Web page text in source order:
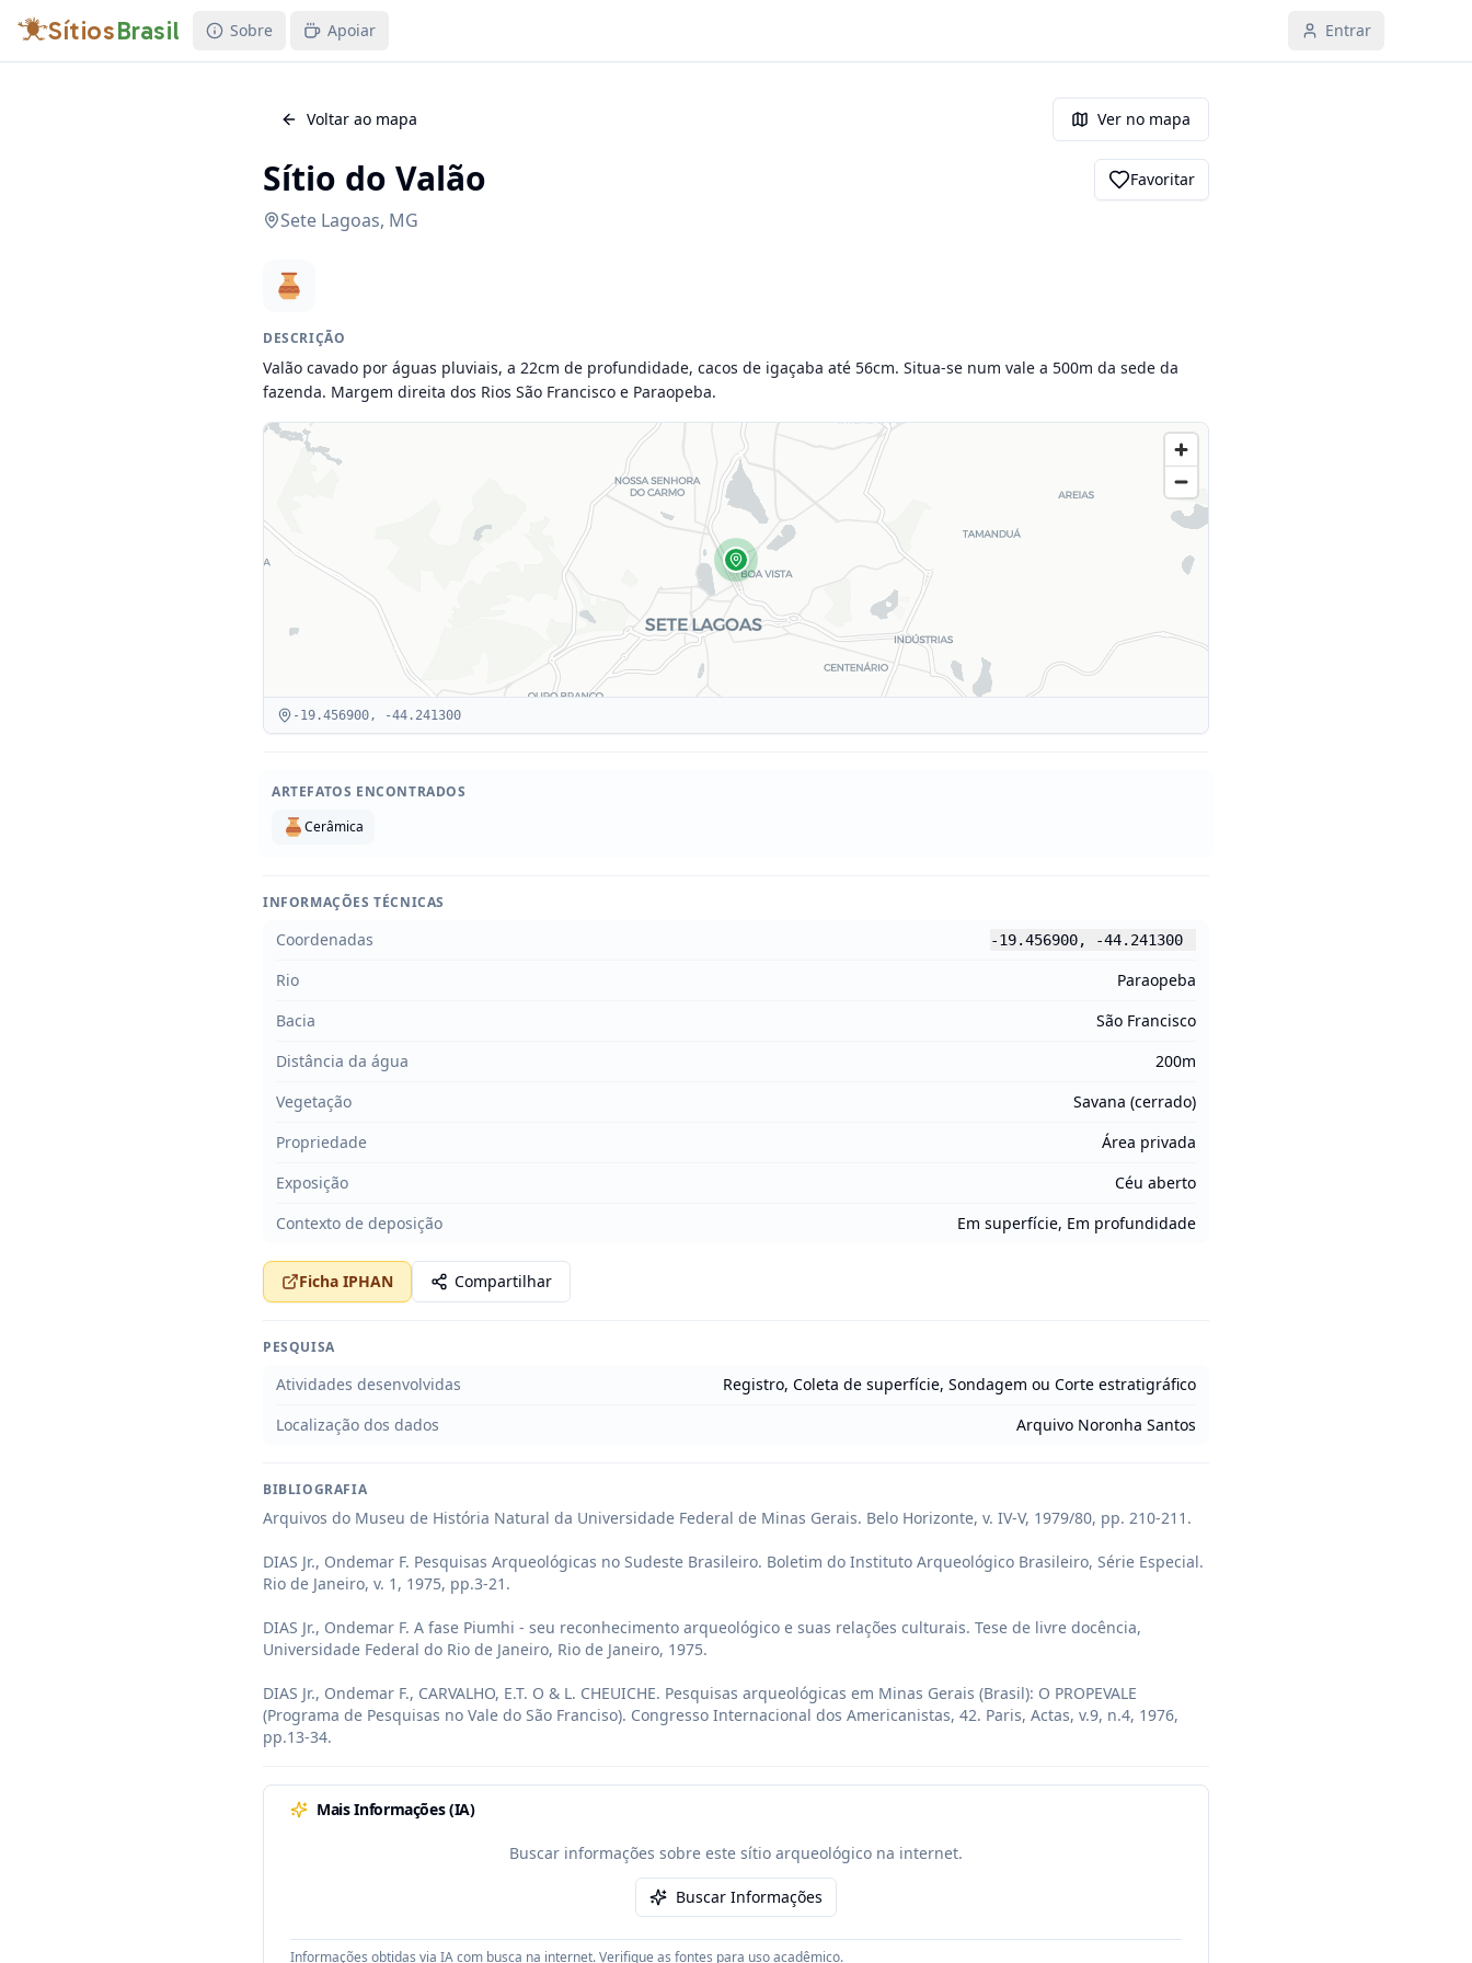
SítiosBrasil Sobre Apoiar Entrar
Voltar ao mapa Ver no mapa
Sítio do Valão
Sete Lagoas, MG
Favoritar
DESCRIÇÃO
Valão cavado por águas pluviais, a 22cm de profundidade, cacos de igaçaba até 56cm. Situa-se num vale a 500m da sede da
fazenda. Margem direita dos Rios São Francisco e Paraopeba.
-19.456900, -44.241300
ARTEFATOS ENCONTRADOS
Cerâmica
INFORMAÇÕES TÉCNICAS
Coordenadas -19.456900, -44.241300
Rio
Paraopeba
Bacia
São Francisco
Distância da água
200m
Vegetação
Savana (cerrado)
Propriedade
Área privada
Exposição
Céu aberto
Contexto de deposição
Em superfície, Em profundidade
Ficha IPHAN Compartilhar
PESQUISA
Atividades desenvolvidas
Registro, Coleta de superfície, Sondagem ou Corte estratigráfico
Localização dos dados
Arquivo Noronha Santos
BIBLIOGRAFIA
Arquivos do Museu de História Natural da Universidade Federal de Minas Gerais. Belo Horizonte, v. IV-V, 1979/80, pp. 210-211.
DIAS Jr., Ondemar F. Pesquisas Arqueológicas no Sudeste Brasileiro. Boletim do Instituto Arqueológico Brasileiro, Série Especial.
Rio de Janeiro, v. 1, 1975, pp.3-21.
DIAS Jr., Ondemar F. A fase Piumhi - seu reconhecimento arqueológico e suas relações culturais. Tese de livre docência,
Universidade Federal do Rio de Janeiro, Rio de Janeiro, 1975.
DIAS Jr., Ondemar F., CARVALHO, E.T. O & L. CHEUICHE. Pesquisas arqueológicas em Minas Gerais (Brasil): O PROPEVALE
(Programa de Pesquisas no Vale do São Franciso). Congresso Internacional dos Americanistas, 42. Paris, Actas, v.9, n.4, 1976,
pp.13-34.
Mais Informações (IA)
Buscar informações sobre este sítio arqueológico na internet.
Buscar Informações
Informações obtidas via IA com busca na internet. Verifique as fontes para uso acadêmico.